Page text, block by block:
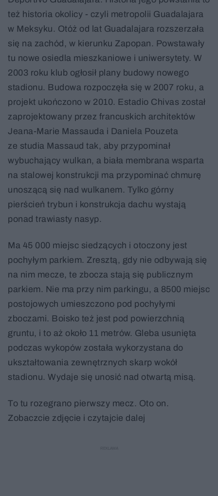
też historia okolicy - czyli metropolii Guadalajara
w Meksyku. Otóż od lat Guadalajara rozszerzała
się na zachód, w kierunku Zapopan. Powstawały
tu nowe osiedla mieszkaniowe i uniwersytety. W
2003 roku klub ogłosił plany budowy nowego
stadionu. Budowa rozpoczęła się w 2007 roku, a
projekt ukończono w 2010. Estadio Chivas został
zaprojektowany przez francuskich architektów
Jeana-Marie Massauda i Daniela Pouzeta
ze studia Massaud tak, aby przypominał
wybuchający wulkan, a biała membrana wsparta
na stalowej konstrukcji ma przypominać chmurę
unoszącą się nad wulkanem. Tylko górny
pierścień trybun i konstrukcja dachu wystają
ponad trawiasty nasyp.
Ma 45 000 miejsc siedzących i otoczony jest
pochyłym parkiem. Zresztą, gdy nie odbywają się
na nim mecze, te zbocza stają się publicznym
parkiem. Nie ma przy nim parkingu, a 8500 miejsc
postojowych umieszczono pod pochyłymi
zboczami. Boisko też jest pod powierzchnią
gruntu, i to aż około 11 metrów. Gleba usunięta
podczas wykopów została wykorzystana do
ukształtowania zewnętrznych skarp wokół
stadionu. Wydaje się unosić nad otwartą misą.
To tu rozegrano pierwszy mecz. Oto on.
Zobaczcie zdjęcie i czytajcie dalej